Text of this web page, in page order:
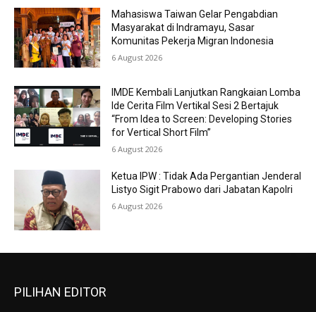
Mahasiswa Taiwan Gelar Pengabdian
Masyarakat di Indramayu, Sasar
Komunitas Pekerja Migran Indonesia
6 August 2026
IMDE Kembali Lanjutkan Rangkaian Lomba
Ide Cerita Film Vertikal Sesi 2 Bertajuk
“From Idea to Screen: Developing Stories
for Vertical Short Film”
6 August 2026
Ketua IPW : Tidak Ada Pergantian Jenderal
Listyo Sigit Prabowo dari Jabatan Kapolri
6 August 2026
PILIHAN EDITOR